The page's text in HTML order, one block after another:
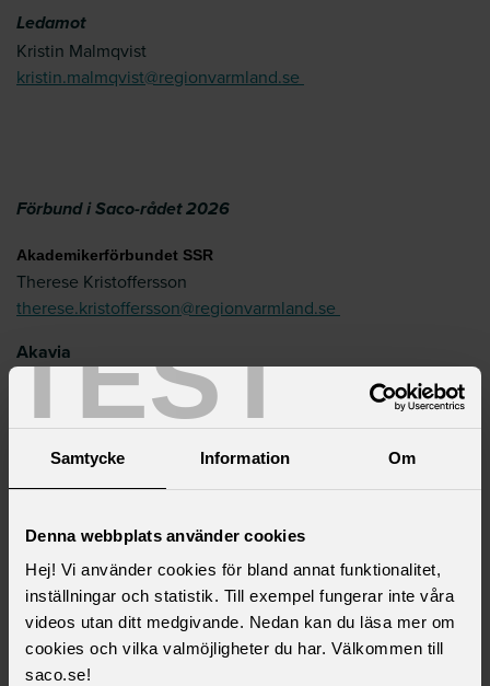
TEST
Samtycke Information Om
Denna webbplats använder cookies
Hej! Vi använder cookies för bland annat funktionalitet,
inställningar och statistik. Till exempel fungerar inte våra
videos utan ditt medgivande. Nedan kan du läsa mer om
cookies och vilka valmöjligheter du har. Välkommen till
saco.se!
Ledamot
Kristin Malmqvist
kristin.malmqvist@regionvarmland.se
Förbund i Saco-rådet 2026
Akademikerförbundet SSR
Therese Kristoffersson
therese.kristoffersson@regionvarmland.se
Akavia
Marko Lasik
marko.lasik@regionvarmland.se
DIK -Dokumentation Information Kultur
Fysioterapeuterna
Kristin Malmqvist
kristin.malmqvist@regionvamland.se
Naturvetarna
Linda Arvidsson